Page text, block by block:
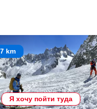
km
Я хочу пойти туда